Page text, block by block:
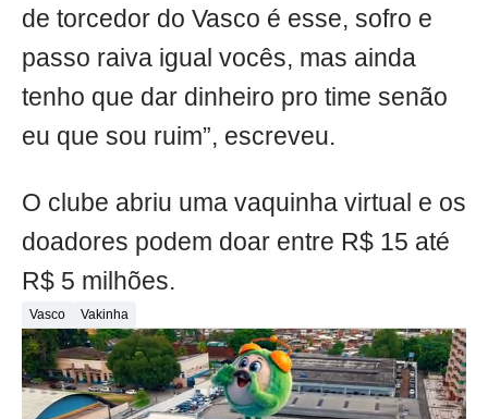
de torcedor do Vasco é esse, sofro e
passo raiva igual vocês, mas ainda
tenho que dar dinheiro pro time senão
eu que sou ruim”, escreveu.
O clube abriu uma vaquinha virtual e os
doadores podem doar entre R$ 15 até
R$ 5 milhões.
Vasco Vakinha